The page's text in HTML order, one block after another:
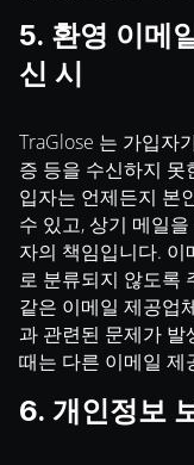
5. 환영 이메
신 시
TraGlose 는 가입자
증 등을 수신하지
입자는 언제든지 본
수 있고, 상기 메일
자의 책임입니다. 이
로 분류되지 않도록
같은 이메일 제공업
과 관련된 문제가 발
때는 다른 이메일 제
6. 개인정보